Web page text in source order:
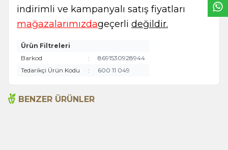
indirimli ve kampanyalı satış fiyatları
mağazalarımızdageçerli değildir.
Ürün Filtreleri
Barkod
:
8691530928944
Tedarikçi Ürün Kodu
: 600 11 049
BENZER ÜRÜNLER